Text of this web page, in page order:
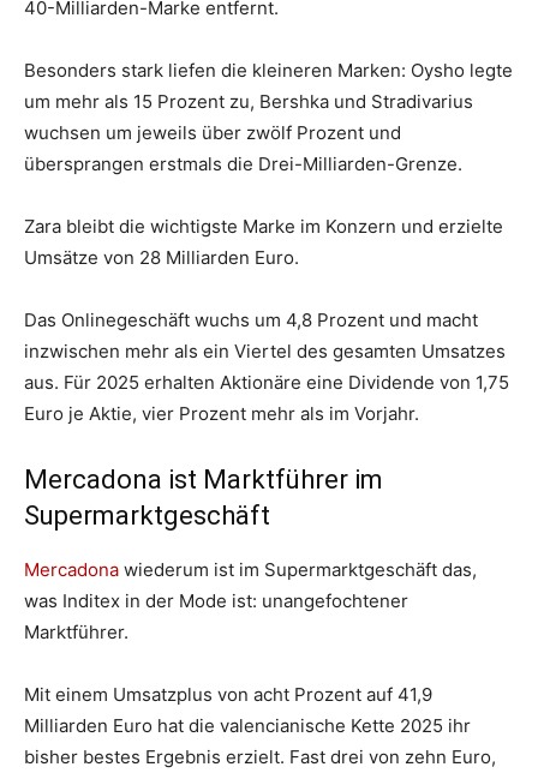
40-Milliarden-Marke entfernt.
Besonders stark liefen die kleineren Marken: Oysho legte
um mehr als 15 Prozent zu, Bershka und Stradivarius
wuchsen um jeweils über zwölf Prozent und
übersprangen erstmals die Drei-Milliarden-Grenze.
Zara bleibt die wichtigste Marke im Konzern und erzielte
Umsätze von 28 Milliarden Euro.
Das Onlinegeschäft wuchs um 4,8 Prozent und macht
inzwischen mehr als ein Viertel des gesamten Umsatzes
aus. Für 2025 erhalten Aktionäre eine Dividende von 1,75
Euro je Aktie, vier Prozent mehr als im Vorjahr.
Mercadona ist Marktführer im
Supermarktgeschäft
Mercadona wiederum ist im Supermarktgeschäft das,
was Inditex in der Mode ist: unangefochtener
Marktführer.
Mit einem Umsatzplus von acht Prozent auf 41,9
Milliarden Euro hat die valencianische Kette 2025 ihr
bisher bestes Ergebnis erzielt. Fast drei von zehn Euro,